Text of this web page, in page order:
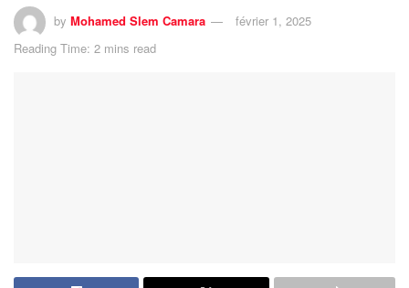
by Mohamed Slem Camara
février 1, 2025
Reading Time: 2 mins read